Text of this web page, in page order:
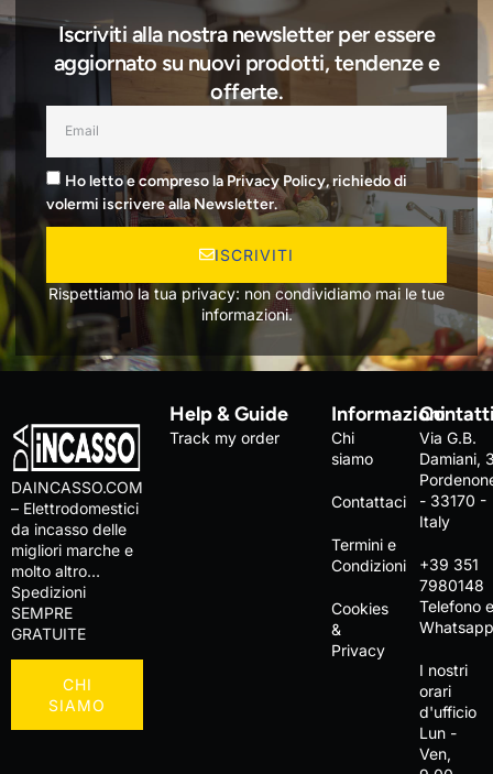
Iscriviti alla nostra newsletter per essere
aggiornato su nuovi prodotti, tendenze e
offerte.
Ho letto e compreso la Privacy Policy, richiedo di
volermi iscrivere alla Newsletter.
ISCRIVITI
Rispettiamo la tua privacy: non condividiamo mai le tue
informazioni.
DAINCASSO.COM
– Elettrodomestici
da incasso delle
migliori marche e
molto altro…
Spedizioni
SEMPRE
GRATUITE
CHI
SIAMO
Help & Guide
Track my order
Informazioni
Chi
siamo
Contattaci
Termini e
Condizioni
Cookies
&
Privacy
Via G.B.
Damiani,
- 33170 -
Italy
+39 351
7980148
Telefono
I nostri
orari
d'ufficio
Lun -
Ven,